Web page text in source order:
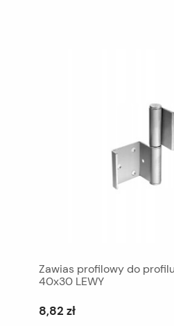
Zawias profilowy do
40x30 LEWY
8,82 zł